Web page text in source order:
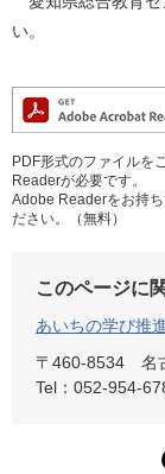
い。
PDF形式のファイルを
Readerが必要です。
Adobe Readerをお持
ださい。（無料）
このページに
あいちの学び推
〒460-8534
名
Tel：052-954-